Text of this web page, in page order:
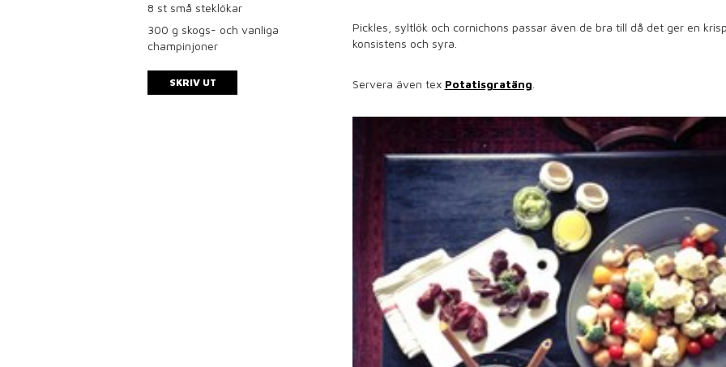
8 st små steklökar
300 g skogs- och vanliga
champinjoner
SKRIV UT
Pickles, syltlök och cornichons passar även de bra till då det ger en
konsistens och syra.
Servera även tex Potatisgratäng